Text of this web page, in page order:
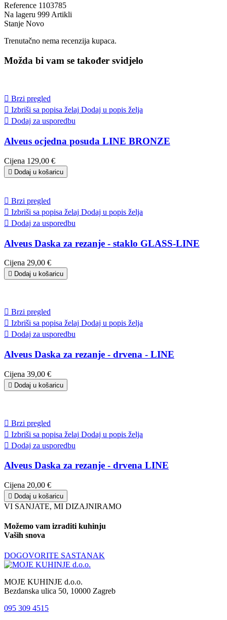
Reference 1103785
Na lageru 999 Artikli
Stanje Novo
Trenutačno nema recenzija kupaca.
Možda bi vam se također svidjelo
 Brzi pregled
 Izbriši sa popisa želaj Dodaj u popis želja
 Dodaj za usporedbu
Alveus ocjedna posuda LINE BRONZE
Cijena 129,00 €
 Dodaj u košaricu
 Brzi pregled
 Izbriši sa popisa želaj Dodaj u popis želja
 Dodaj za usporedbu
Alveus Daska za rezanje - staklo GLASS-LINE
Cijena 29,00 €
 Dodaj u košaricu
 Brzi pregled
 Izbriši sa popisa želaj Dodaj u popis želja
 Dodaj za usporedbu
Alveus Daska za rezanje - drvena - LINE
Cijena 39,00 €
 Dodaj u košaricu
 Brzi pregled
 Izbriši sa popisa želaj Dodaj u popis želja
 Dodaj za usporedbu
Alveus Daska za rezanje - drvena LINE
Cijena 20,00 €
 Dodaj u košaricu
VI SANJATE, MI DIZAJNIRAMO
Možemo vam izraditi kuhinju
Vaših snova
DOGOVORITE SASTANAK
MOJE KUHINJE d.o.o.
Bezdanska ulica 50, 10000 Zagreb
095 309 4515